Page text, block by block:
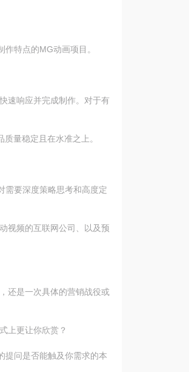
特点的MG动画项目。
速响应并完成制作。对于有
量稳定且在水准之上。
需要深度策略思考和高度定
视频的互联网公司、以及预
还是一次具体的营销战役或
上更让你欣赏？
提问是否能触及你需求的本